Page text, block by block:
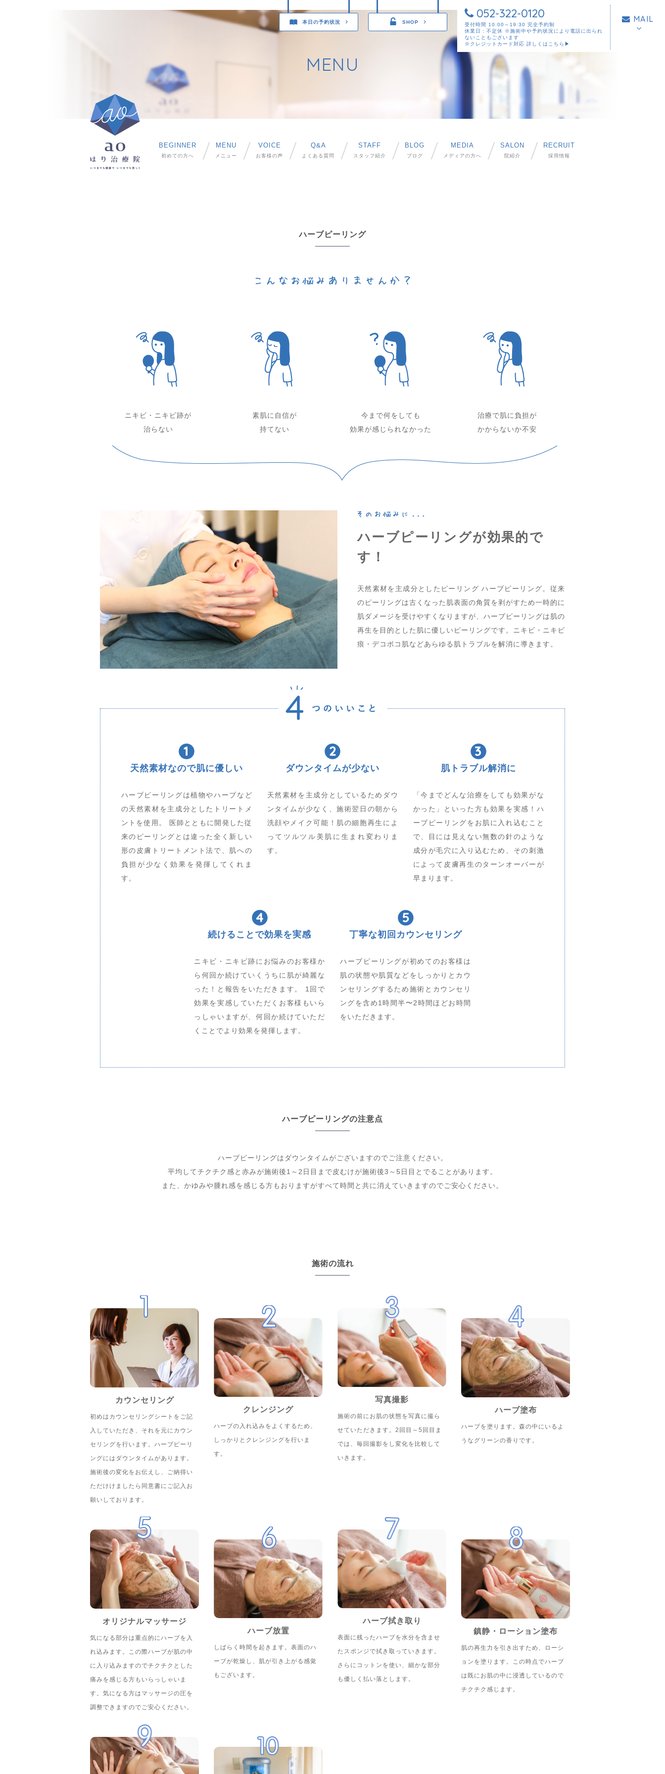
本日の予約状況 SHOP
052-322-0120
受付時間 10:00～19:30 完全予約制
休業日：不定休 ※施術中や予約状況により電話に出られ
ないこともございます
※クレジットカード対応 詳しくはこちら▶︎
MAIL
MENU
BEGINNER
初めての方へ
MENU
メニュー
VOICE
お客様の声
Q&A
よくある質問
STAFF
スタッフ紹介
BLOG
ブログ
MEDIA
メディアの方へ
SALON
院紹介
RECRUIT
採用情報
ハーブピーリング
ニキビ・ニキビ跡が
治らない
素肌に自信が
持てない
今まで何をしても
効果が感じられなかった
治療で肌に負担が
かからないか不安
ハーブピーリングが効果的で
す！
天然素材を主成分としたピーリング ハーブピーリング。従来
のピーリングは古くなった肌表面の角質を剥がすため一時的に
肌ダメージを受けやすくなりますが、ハーブピーリングは肌の
再生を目的とした肌に優しいピーリングです。ニキビ・ニキビ
痕・デコボコ肌などあらゆる肌トラブルを解消に導きます。
天然素材なので肌に優しい
ハーブピーリングは植物やハーブなど
の天然素材を主成分としたトリートメ
ントを使用。 医師とともに開発した従
来のピーリングとは違った全く新しい
形の皮膚トリートメント法で、肌への
負担が少なく効果を発揮してくれま
す。
ダウンタイムが少ない
天然素材を主成分としているためダウ
ンタイムが少なく、施術翌日の朝から
洗顔やメイク可能！肌の細胞再生によ
ってツルツル美肌に生まれ変わりま
す。
肌トラブル解消に
「今までどんな治療をしても効果がな
かった」といった方も効果を実感！ハ
ーブピーリングをお肌に入れ込むこと
で、目には見えない無数の針のような
成分が毛穴に入り込むため、その刺激
によって皮膚再生のターンオーバーが
早まります。
続けることで効果を実感
ニキビ・ニキビ跡にお悩みのお客様か
ら何回か続けていくうちに肌が綺麗な
った！と報告をいただきます。 1回で
効果を実感していただくお客様もいら
っしゃいますが、何回か続けていただ
くことでより効果を発揮します。
丁寧な初回カウンセリング
ハーブピーリングが初めてのお客様は
肌の状態や肌質などをしっかりとカウ
ンセリングするため施術とカウンセリ
ングを含め1時間半〜2時間ほどお時間
をいただきます。
ハーブピーリングの注意点
ハーブピーリングはダウンタイムがございますのでご注意ください。
平均してチクチク感と赤みが施術後1～2日目まで皮むけが施術後3～5日目とでることがあります。
また、かゆみや腫れ感を感じる方もおりますがすべて時間と共に消えていきますのでご安心ください。
施術の流れ
カウンセリング
初めはカウンセリングシートをご記
入していただき、それを元にカウン
セリングを行います。ハーブピーリ
ングにはダウンタイムがあります。
施術後の変化をお伝えし、ご納得い
ただけけましたら同意書にご記入お
願いしております。
クレンジング
ハーブの入れ込みをよくするため、
しっかりとクレンジングを行いま
す。
写真撮影
施術の前にお肌の状態を写真に撮ら
せていただきます。2回目～5回目ま
では、毎回撮影をし変化を比較して
いきます。
ハーブ塗布
ハーブを塗ります。森の中にいるよ
うなグリーンの香りです。
オリジナルマッサージ
気になる部分は重点的にハーブを入
れ込みます。この際ハーブが肌の中
に入り込みますのでチクチクとした
痛みを感じる方もいらっしゃいま
す。気になる方はマッサージの圧を
調整できますのでご安心ください。
ハーブ放置
しばらく時間を起きます。表面のハ
ーブが乾燥し、肌が引き上がる感覚
もございます。
ハーブ拭き取り
表面に残ったハーブを水分を含ませ
たスポンジで拭き取っていきます。
さらにコットンを使い、細かな部分
も優しく払い落とします。
鎮静・ローション塗布
肌の再生力を引き出すため、ローシ
ョンを塗ります。この時点でハーブ
は既にお肌の中に浸透しているので
チクチク感じます。